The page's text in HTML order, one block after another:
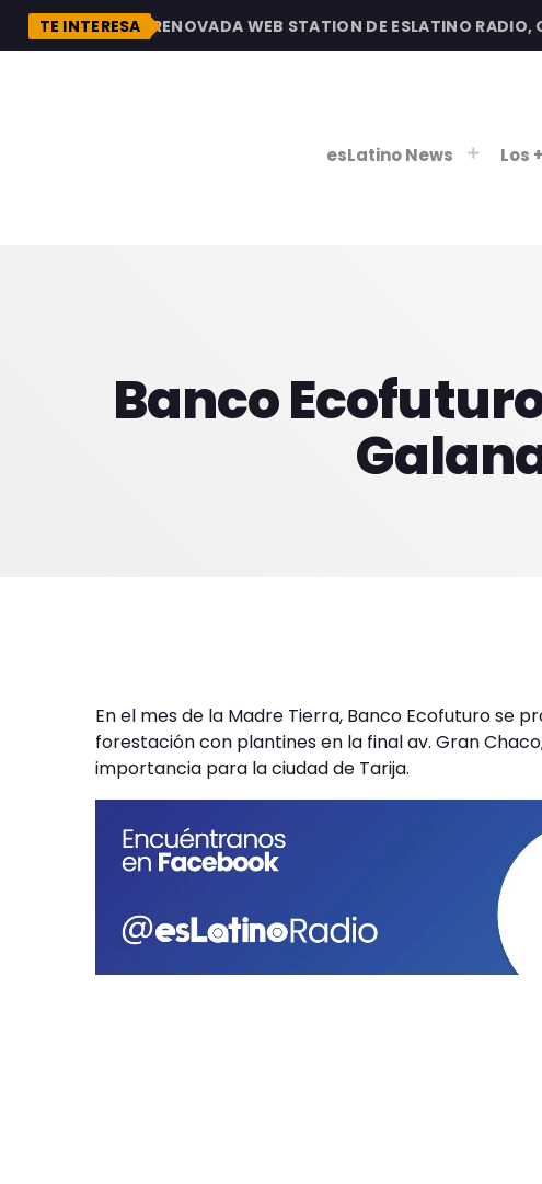
TE INTERESA
DESCUBRE LA RENOVADA WEB STATION DE ESLATINO RADIO,
esLatino News Los
Banco
En el mes de la Madre Tierra, Banco Ecofuturo se
forestación con plantines en la final av. Gran
importancia para la ciudad de Tarija.